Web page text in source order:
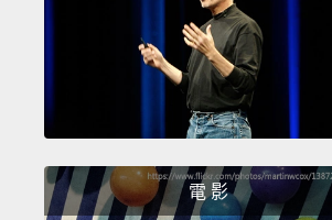
電 影